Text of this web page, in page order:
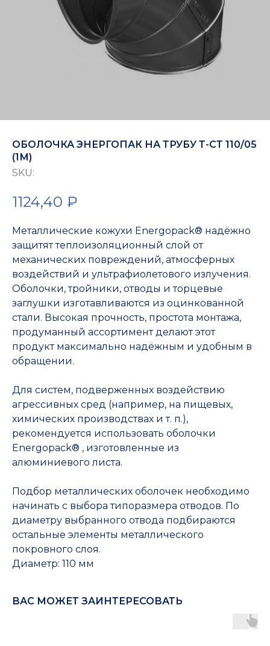
ОБОЛОЧКА ЭНЕРГОПАК НА ТРУБУ Т-СТ 110/05
(1М)
SKU:
1124,40 ₽
Металлические кожухи Energopack® надёжно
защитят теплоизоляционный слой от
механических повреждений, атмосферных
воздействий и ультрафиолетового излучения.
Оболочки, тройники, отводы и торцевые
заглушки изготавливаются из оцинкованной
стали. Высокая прочность, простота монтажа,
продуманный ассортимент делают этот
продукт максимально надёжным и удобным в
обращении.
Для систем, подверженных воздействию
агрессивных сред (например, на пищевых,
химических производствах и т. п.),
рекомендуется использовать оболочки
Energopack® , изготовленные из
алюминиевого листа.
Подбор металлических оболочек необходимо
начинать с выбора типоразмера отводов. По
диаметру выбранного отвода подбираются
остальные элементы металлического
покровного слоя.
Диаметр: 110 мм
ВАС МОЖЕТ ЗАИНТЕРЕСОВАТЬ